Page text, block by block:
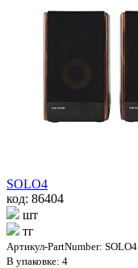
SOLO4
код: 86404
шт
тг
Артикул-PartNumber: SOLO4
В упаковке: 4